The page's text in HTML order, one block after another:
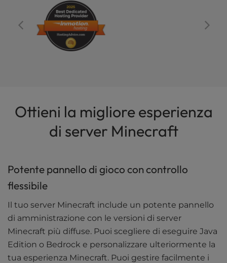
Ottieni la migliore esperienza
di server Minecraft
Potente pannello di gioco con controllo
flessibile
Il tuo server Minecraft include un potente pannello
di amministrazione con le versioni di server
Minecraft più diffuse. Puoi scegliere di eseguire Java
Edition o Bedrock e personalizzare ulteriormente la
tua esperienza Minecraft. Puoi gestire facilmente i